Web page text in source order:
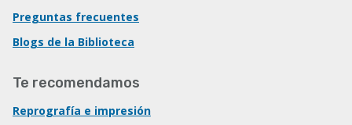
Preguntas frecuentes
Blogs de la Biblioteca
Te recomendamos
Reprografía e impresión